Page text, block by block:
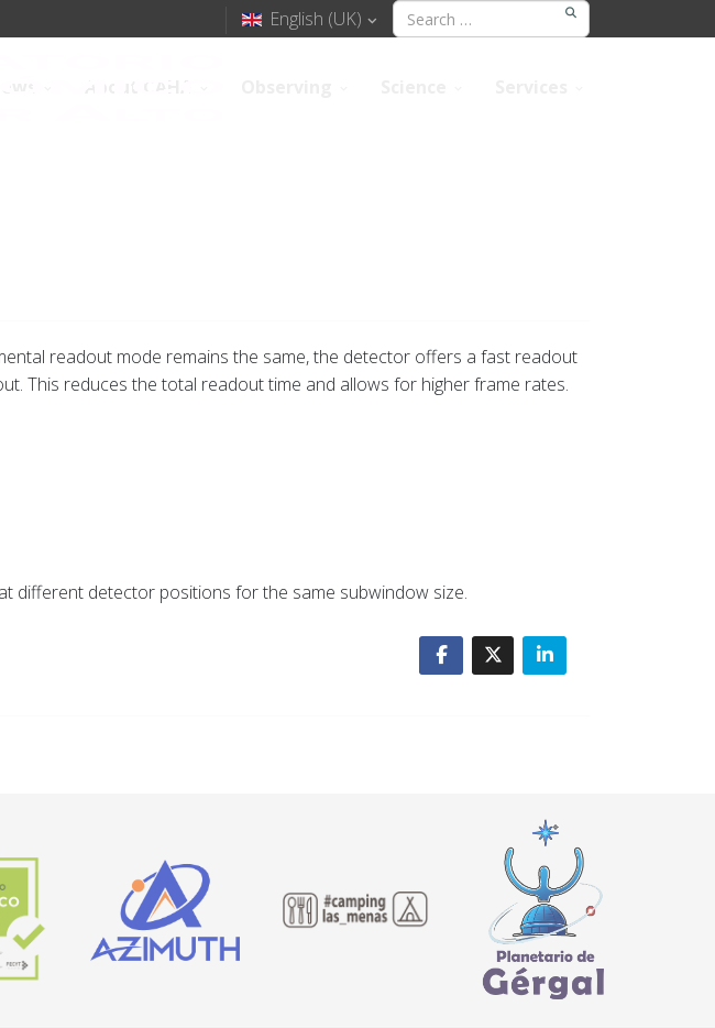
English (UK)
readout mode remains the same, the detector offers a fast readout
This reduces the total readout time and allows for higher frame rates.
different detector positions for the same subwindow size.